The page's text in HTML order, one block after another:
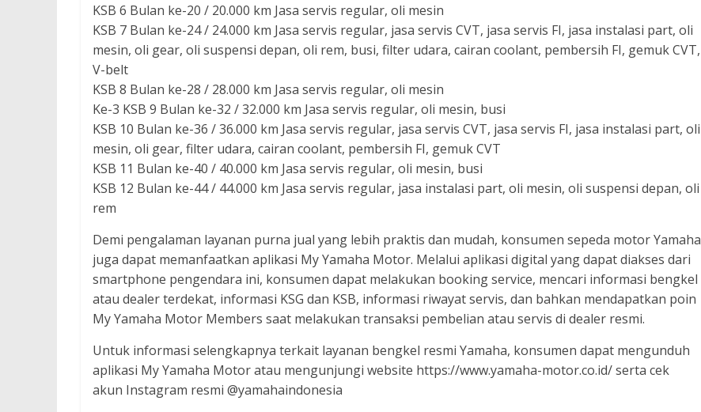
KSB 6 Bulan ke-20 / 20.000 km Jasa servis regular, oli mesin
KSB 7 Bulan ke-24 / 24.000 km Jasa servis regular, jasa servis CVT, jasa servis FI, jasa instalasi part, oli
mesin, oli gear, oli suspensi depan, oli rem, busi, filter udara, cairan coolant, pembersih FI, gemuk CVT,
V-belt
KSB 8 Bulan ke-28 / 28.000 km Jasa servis regular, oli mesin
Ke-3 KSB 9 Bulan ke-32 / 32.000 km Jasa servis regular, oli mesin, busi
KSB 10 Bulan ke-36 / 36.000 km Jasa servis regular, jasa servis CVT, jasa servis FI, jasa instalasi part, oli
mesin, oli gear, filter udara, cairan coolant, pembersih FI, gemuk CVT
KSB 11 Bulan ke-40 / 40.000 km Jasa servis regular, oli mesin, busi
KSB 12 Bulan ke-44 / 44.000 km Jasa servis regular, jasa instalasi part, oli mesin, oli suspensi depan, oli
rem
Demi pengalaman layanan purna jual yang lebih praktis dan mudah, konsumen sepeda motor Yamaha
juga dapat memanfaatkan aplikasi My Yamaha Motor. Melalui aplikasi digital yang dapat diakses dari
smartphone pengendara ini, konsumen dapat melakukan booking service, mencari informasi bengkel
atau dealer terdekat, informasi KSG dan KSB, informasi riwayat servis, dan bahkan mendapatkan poin
My Yamaha Motor Members saat melakukan transaksi pembelian atau servis di dealer resmi.
Untuk informasi selengkapnya terkait layanan bengkel resmi Yamaha, konsumen dapat mengunduh
aplikasi My Yamaha Motor atau mengunjungi website https://www.yamaha-motor.co.id/ serta cek
akun Instagram resmi @yamahaindonesia